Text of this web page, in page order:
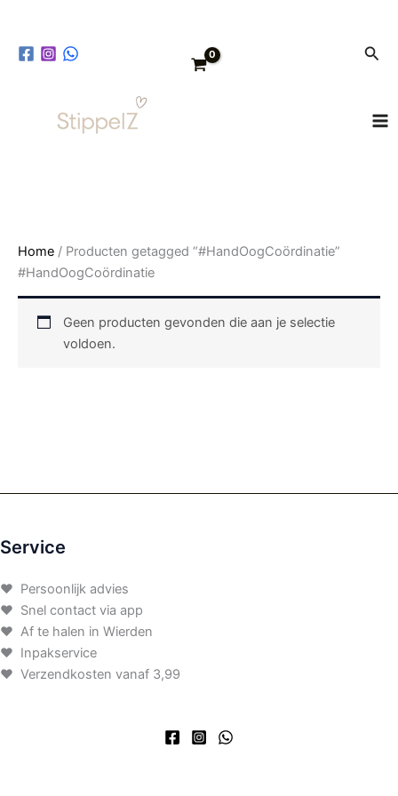
Home / Producten getagged “#HandOogCoördinatie”
#HandOogCoördinatie
Geen producten gevonden die aan je selectie
voldoen.
Service
♥ Persoonlijk advies
♥ Snel contact via app
♥ Af te halen in Wierden
♥ Inpakservice
♥ Verzendkosten vanaf 3,99